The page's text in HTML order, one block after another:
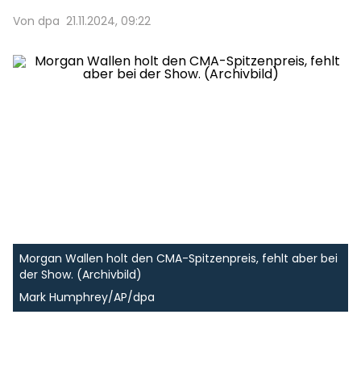
Von dpa 21.11.2024, 09:22
Morgan Wallen holt den CMA-Spitzenpreis, fehlt aber bei
der Show. (Archivbild)
Mark Humphrey/AP/dpa